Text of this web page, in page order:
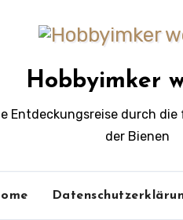
Hobbyimker
Entdeckungsreise durch
der Bienen